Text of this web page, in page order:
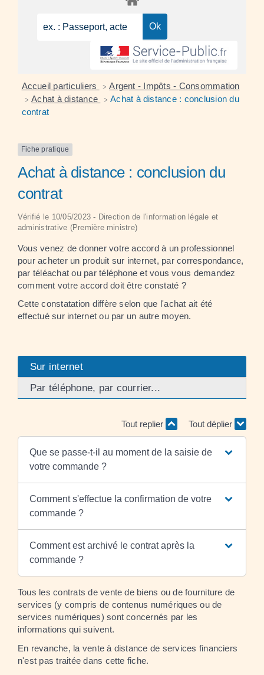
Accueil particuliers > Argent - Impôts - Consommation
> Achat à distance > Achat à distance : conclusion du
contrat
Fiche pratique
Achat à distance : conclusion du
contrat
Vérifié le 10/05/2023 - Direction de l'information légale et
administrative (Première ministre)
Vous venez de donner votre accord à un professionnel
pour acheter un produit sur internet, par correspondance,
par téléachat ou par téléphone et vous vous demandez
comment votre accord doit être constaté ?
Cette constatation diffère selon que l'achat ait été
effectué sur internet ou par un autre moyen.
Sur internet
Par téléphone, par courrier...
Tout replier Tout déplier
Que se passe-t-il au moment de la saisie de
votre commande ?
Comment s'effectue la confirmation de votre
commande ?
Comment est archivé le contrat après la
commande ?
Tous les contrats de vente de biens ou de fourniture de
services (y compris de contenus numériques ou de
services numériques) sont concernés par les
informations qui suivent.
En revanche, la vente à distance de services financiers
n'est pas traitée dans cette fiche.